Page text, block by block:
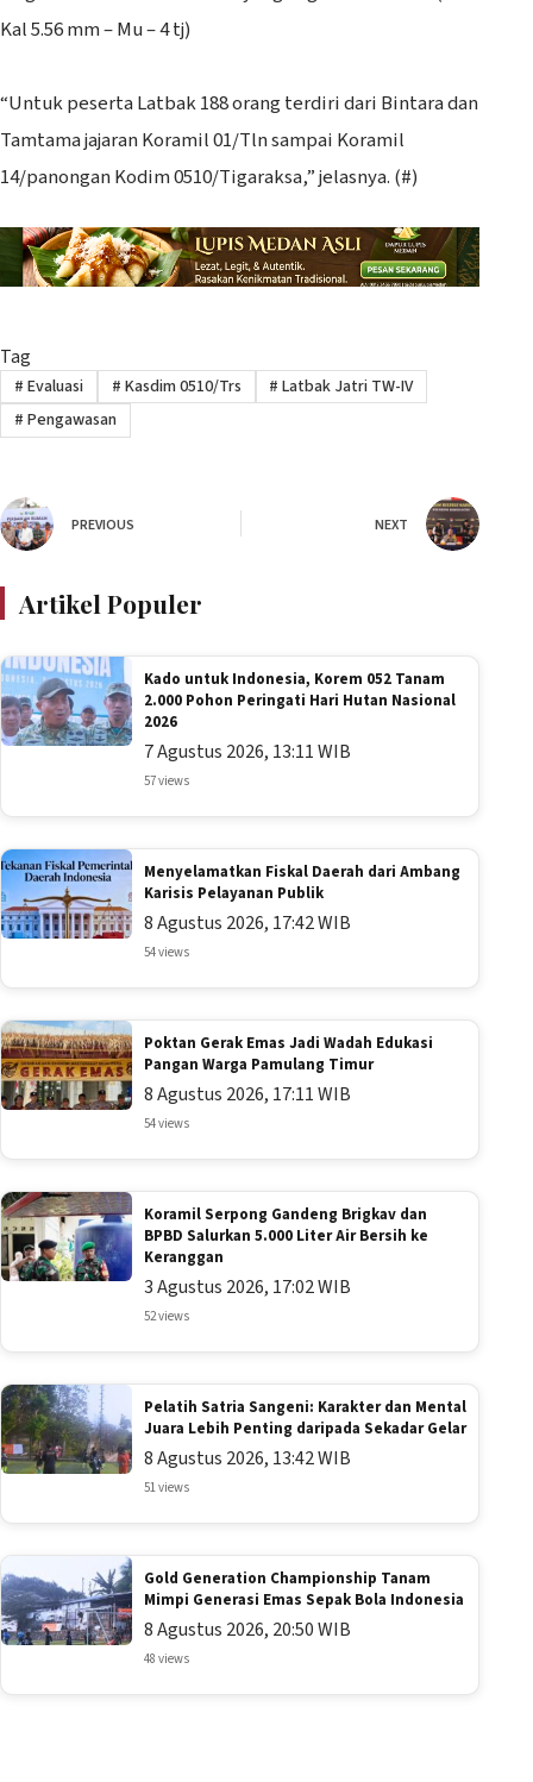
Kal 5.56 mm – Mu – 4 tj)
“Untuk peserta Latbak 188 orang terdiri dari Bintara dan
Tamtama jajaran Koramil 01/Tln sampai Koramil
14/panongan Kodim 0510/Tigaraksa,” jelasnya. (#)
Tag
# Evaluasi # Kasdim 0510/Trs # Latbak Jatri TW-IV
# Pengawasan
PREVIOUS NEXT
Artikel Populer
Kado untuk Indonesia, Korem 052 Tanam
2.000 Pohon Peringati Hari Hutan Nasional
2026
7 Agustus 2026, 13:11 WIB
57 views
Menyelamatkan Fiskal Daerah dari Ambang
Karisis Pelayanan Publik
8 Agustus 2026, 17:42 WIB
54 views
Poktan Gerak Emas Jadi Wadah Edukasi
Pangan Warga Pamulang Timur
8 Agustus 2026, 17:11 WIB
54 views
Koramil Serpong Gandeng Brigkav dan
BPBD Salurkan 5.000 Liter Air Bersih ke
Keranggan
3 Agustus 2026, 17:02 WIB
52 views
Pelatih Satria Sangeni: Karakter dan Mental
Juara Lebih Penting daripada Sekadar Gelar
8 Agustus 2026, 13:42 WIB
51 views
Gold Generation Championship Tanam
Mimpi Generasi Emas Sepak Bola Indonesia
8 Agustus 2026, 20:50 WIB
48 views